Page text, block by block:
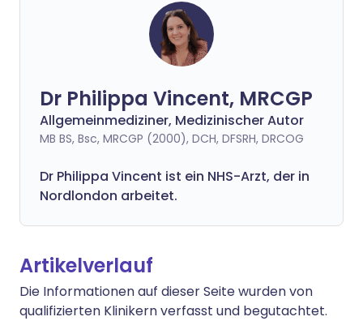
Dr Philippa Vincent, MRCGP
Allgemeinmediziner, Medizinischer Autor
MB BS, Bsc, MRCGP (2000), DCH, DFSRH, DRCOG
Dr Philippa Vincent ist ein NHS-Arzt, der in
Nordlondon arbeitet.
Artikelverlauf
Die Informationen auf dieser Seite wurden von
qualifizierten Klinikern verfasst und begutachtet.